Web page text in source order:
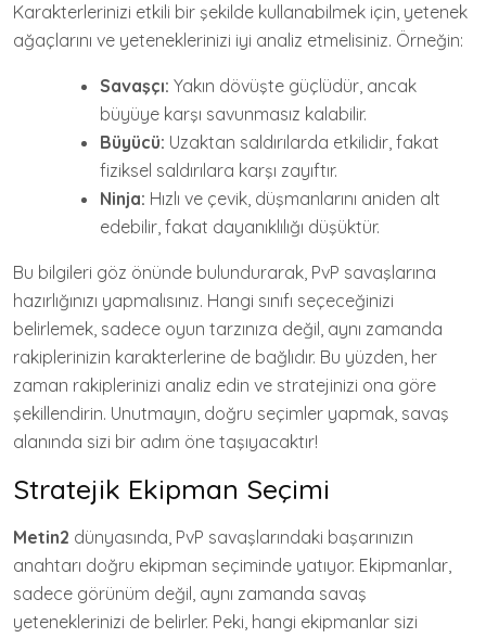
Karakterlerinizi etkili bir şekilde kullanabilmek için, yetenek
ağaçlarını ve yeteneklerinizi iyi analiz etmelisiniz. Örneğin:
Savaşçı: Yakın dövüşte güçlüdür, ancak
büyüye karşı savunmasız kalabilir.
Büyücü: Uzaktan saldırılarda etkilidir, fakat
fiziksel saldırılara karşı zayıftır.
Ninja: Hızlı ve çevik, düşmanlarını aniden alt
edebilir, fakat dayanıklılığı düşüktür.
Bu bilgileri göz önünde bulundurarak, PvP savaşlarına
hazırlığınızı yapmalısınız. Hangi sınıfı seçeceğinizi
belirlemek, sadece oyun tarzınıza değil, aynı zamanda
rakiplerinizin karakterlerine de bağlıdır. Bu yüzden, her
zaman rakiplerinizi analiz edin ve stratejinizi ona göre
şekillendirin. Unutmayın, doğru seçimler yapmak, savaş
alanında sizi bir adım öne taşıyacaktır!
Stratejik Ekipman Seçimi
Metin2 dünyasında, PvP savaşlarındaki başarınızın
anahtarı doğru ekipman seçiminde yatıyor. Ekipmanlar,
sadece görünüm değil, aynı zamanda savaş
yeteneklerinizi de belirler. Peki, hangi ekipmanlar sizi